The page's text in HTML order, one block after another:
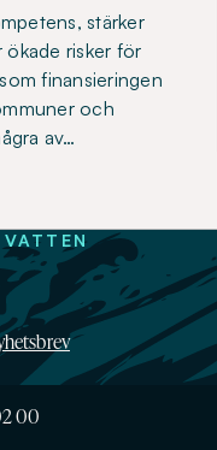
stärker
risker för
finansieringen
och
av…
00